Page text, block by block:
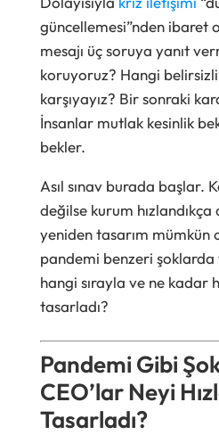
güncellemesi”nden ibaret
mesajı üç soruya yanıt
koruyoruz? Hangi
karşıyayız? Bir sonraki
İnsanlar mutlak kesinlik
bekler.
Asıl sınav burada başlar.
değilse kurum hızlandıkça
yeniden tasarım mümkün
pandemi benzeri
hangi sırayla ve ne kadar
tasarladı?
Pandemi Gibi
CEO’lar Neyi
Tasarladı?